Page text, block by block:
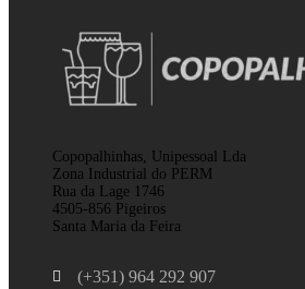
Copopalhinhas, Unipessoal Lda
Zona Industrial do PERM
Rua da Lage 1746
4505-856 Pigeiros
Santa Maria da Feira
(+351) 964 292 907